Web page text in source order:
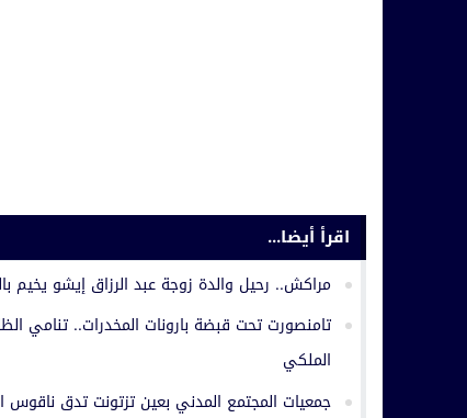
اقرأ أيضا...
مراكش.. رحيل والدة زوجة عبد الرزاق إيشو يخيم
تامنصورت تحت قبضة بارونات المخدرات.. تنامي
الملكي
جمعيات المجتمع المدني بعين تزتونت تدق ناقوس